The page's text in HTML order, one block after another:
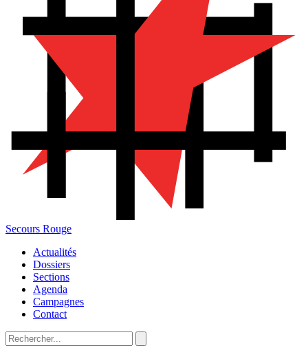
Secours Rouge
Actualités
Dossiers
Sections
Agenda
Campagnes
Contact